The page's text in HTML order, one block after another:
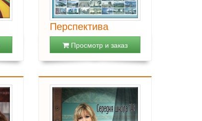
Перспектива
Просмотр и заказ